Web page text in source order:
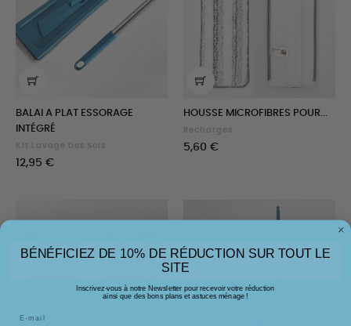
BALAI A PLAT ESSORAGE
INTÉGRÉ
Kit Lavage Des Sols
Prix
12,95 €
HOUSSE MICROFIBRES POUR...
Recharges
Prix
5,60 €
BÉNÉFICIEZ DE 10% DE RÉDUCTION SUR TOUT LE
SITE
Inscrivez-vous à notre Newsletter pour recevoir votre réduction
ainsi que des bons plans et astuces ménage !